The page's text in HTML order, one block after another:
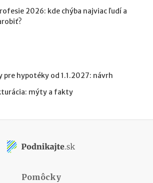
2026: kde chýba najviac ľudí a
pre hypotéky od 1.1.2027: návrh
mýty a fakty
Pomôcky